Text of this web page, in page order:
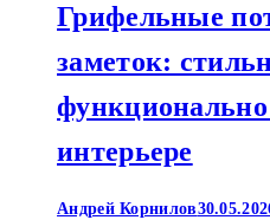
Грифельные
заметок:
интерьере
Андрей Корнилов